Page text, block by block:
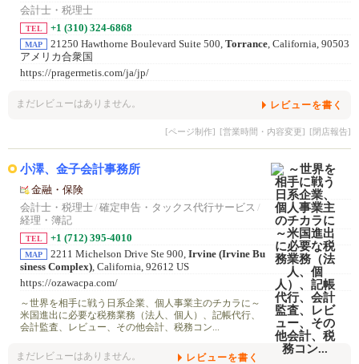
会計士・税理士
TEL +1 (310) 324-6868
MAP 21250 Hawthorne Boulevard Suite 500, Torrance, California, 90503
アメリカ合衆国
https://pragermetis.com/ja/jp/
まだレビューはありません。 レビューを書く
[ページ制作] [営業時間・内容変更] [閉店報告]
小澤、金子会計事務所
金融・保険
会計士・税理士/ 確定申告・タックス代行サービス /
経理・簿記
TEL +1 (712) 395-4010
MAP 2211 Michelson Drive Ste 900, Irvine (Irvine Bu
siness Complex), California, 92612 US
https://ozawacpa.com/
～世界を相手に戦う日系企業、個人事業主のチカラに～
米国進出に必要な税務業務（法人、個人）、記帳代行、
会計監査、レビュー、その他会計、税務コン...
まだレビューはありません。 レビューを書く